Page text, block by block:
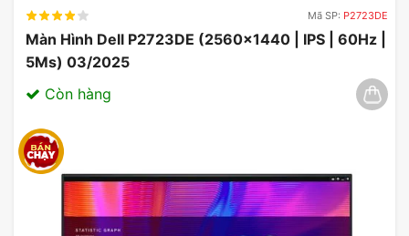
Mã SP: P2723DE
Màn Hình Dell P2723DE (2560×1440 | IPS | 60Hz |
5Ms) 03/2025
Còn hàng